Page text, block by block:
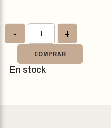
- +
COMPRAR
En stock